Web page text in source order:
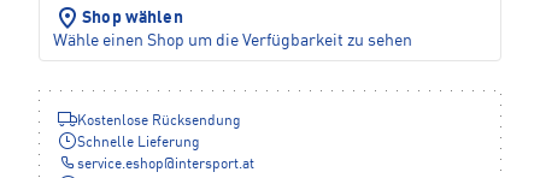
Shop wählen
Wähle einen Shop um die Verfügbarkeit zu sehen
Kostenlose Rücksendung
Schnelle Lieferung
service.eshop@intersport.at